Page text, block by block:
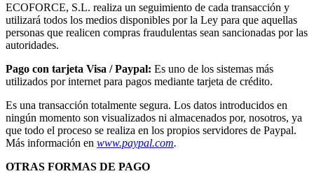
ECOFORCE, S.L. realiza un seguimiento de cada transacción y
utilizará todos los medios disponibles por la Ley para que aquellas
personas que realicen compras fraudulentas sean sancionadas por las
autoridades.
Pago con tarjeta Visa / Paypal: Es uno de los sistemas más
utilizados por internet para pagos mediante tarjeta de crédito.
Es una transacción totalmente segura. Los datos introducidos en
ningún momento son visualizados ni almacenados por, nosotros, ya
que todo el proceso se realiza en los propios servidores de Paypal.
Más información en www.paypal.com.
OTRAS FORMAS DE PAGO